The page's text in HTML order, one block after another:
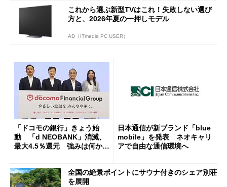
これから選ぶ新型TVはこれ！失敗しない選び
方と、2026年夏の一押しモデル
AD（ITmedia PC USER）
「ドコモの銀行」きょう始
動 「d NEOBANK」消滅、
最大4.5％還元 強みは何か解
日本通信が新ブランド「blue
mobile」を発表 ネオキャリ
アで自由な通信環境へ
全国の絶景ポイントにサウナ付きのシェア別荘
を展開